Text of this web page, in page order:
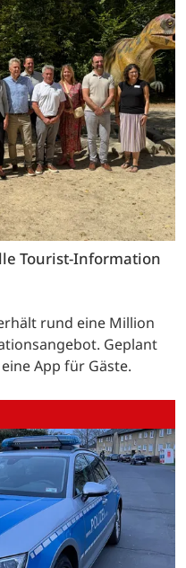
Tourist-Information
rund eine Million
Geplant
App für Gäste.